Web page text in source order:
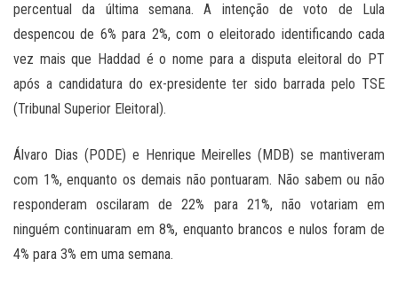
percentual da última semana. A intenção de voto de Lula
despencou de 6% para 2%, com o eleitorado identificando cada
vez mais que Haddad é o nome para a disputa eleitoral do PT
após a candidatura do ex-presidente ter sido barrada pelo TSE
(Tribunal Superior Eleitoral).
Álvaro Dias (PODE) e Henrique Meirelles (MDB) se mantiveram
com 1%, enquanto os demais não pontuaram. Não sabem ou não
responderam oscilaram de 22% para 21%, não votariam em
ninguém continuaram em 8%, enquanto brancos e nulos foram de
4% para 3% em uma semana.